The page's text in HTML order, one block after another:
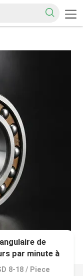
de
par minute à
et angle de
8-18 / Piece